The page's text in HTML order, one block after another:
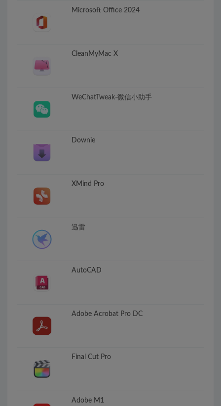
Microsoft Office 2024
CleanMyMac X
WeChatTweak-微信小助手
Downie
XMind Pro
迅雷
AutoCAD
Adobe Acrobat Pro DC
Final Cut Pro
Adobe M1